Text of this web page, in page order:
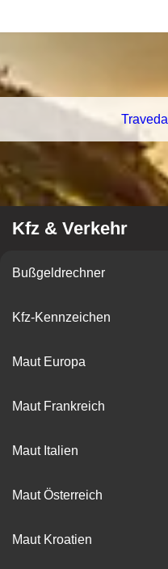
Traveda
Kfz & Verkehr
Bußgeldrechner
Kfz-Kennzeichen
Maut Europa
Maut Frankreich
Maut Italien
Maut Österreich
Maut Kroatien